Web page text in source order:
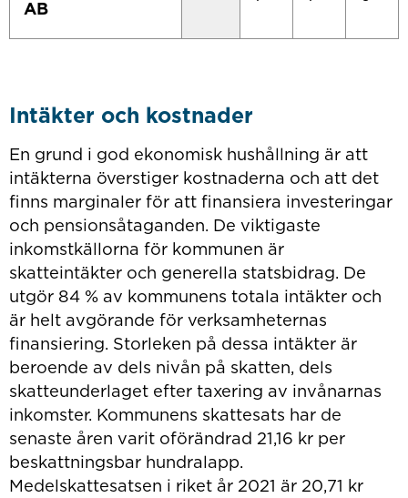
AB
Intäkter och kostnader
En grund i god ekonomisk hushållning är att
intäkterna överstiger kostnaderna och att det
finns marginaler för att finansiera investeringar
och pensionsåtaganden. De viktigaste
inkomstkällorna för kommunen är
skatteintäkter och generella statsbidrag. De
utgör 84 % av kommunens totala intäkter och
är helt avgörande för verksamheternas
finansiering. Storleken på dessa intäkter är
beroende av dels nivån på skatten, dels
skatteunderlaget efter taxering av invånarnas
inkomster. Kommunens skattesats har de
senaste åren varit oförändrad 21,16 kr per
beskattningsbar hundralapp.
Medelskattesatsen i riket år 2021 är 20,71 kr